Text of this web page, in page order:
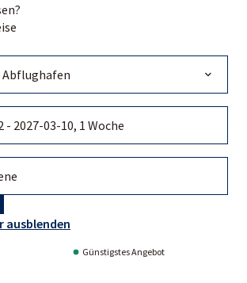
ausblenden
Günstigstes Angebot